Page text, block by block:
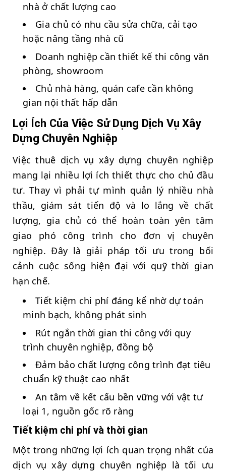
nhà ở chất lượng cao
Gia chủ có nhu cầu sửa chữa, cải tạo
hoặc nâng tầng nhà cũ
Doanh nghiệp cần thiết kế thi công văn
phòng, showroom
Chủ nhà hàng, quán cafe cần không
gian nội thất hấp dẫn
Lợi Ích Của Việc Sử Dụng Dịch Vụ Xây
Dựng Chuyên Nghiệp
Việc thuê dịch vụ xây dựng chuyên nghiệp
mang lại nhiều lợi ích thiết thực cho chủ đầu
tư. Thay vì phải tự mình quản lý nhiều nhà
thầu, giám sát tiến độ và lo lắng về chất
lượng, gia chủ có thể hoàn toàn yên tâm
giao phó công trình cho đơn vị chuyên
nghiệp. Đây là giải pháp tối ưu trong bối
cảnh cuộc sống hiện đại với quỹ thời gian
hạn chế.
Tiết kiệm chi phí đáng kể nhờ dự toán
minh bạch, không phát sinh
Rút ngắn thời gian thi công với quy
trình chuyên nghiệp, đồng bộ
Đảm bảo chất lượng công trình đạt tiêu
chuẩn kỹ thuật cao nhất
An tâm về kết cấu bền vững với vật tư
loại 1, nguồn gốc rõ ràng
Tiết kiệm chi phí và thời gian
Một trong những lợi ích quan trọng nhất của
dịch vụ xây dựng chuyên nghiệp là tối ưu